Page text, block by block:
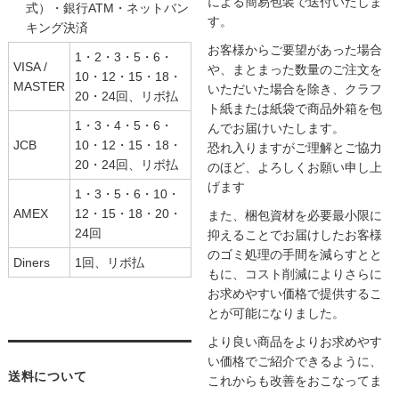
式）・銀行ATM・ネットバン
キング決済
VISA /
MASTER
1・2・3・5・6・
10・12・15・18・
20・24回、リボ払
JCB
1・3・4・5・6・
10・12・15・18・
20・24回、リボ払
AMEX
1・3・5・6・10・
12・15・18・20・
24回
Diners 1回、リボ払
送料について
す。
お客様からご要望があった場合
や、まとまった数量のご注文を
いただいた場合を除き、クラフ
ト紙または紙袋で商品外箱を包
んでお届けいたします。
恐れ入りますがご理解とご協力
のほど、よろしくお願い申し上
げます
また、梱包資材を必要最小限に
抑えることでお届けしたお客様
のゴミ処理の手間を減らすとと
もに、コスト削減によりさらに
お求めやすい価格で提供するこ
とが可能になりました。
より良い商品をよりお求めやす
い価格でご紹介できるように、
これからも改善をおこなってま